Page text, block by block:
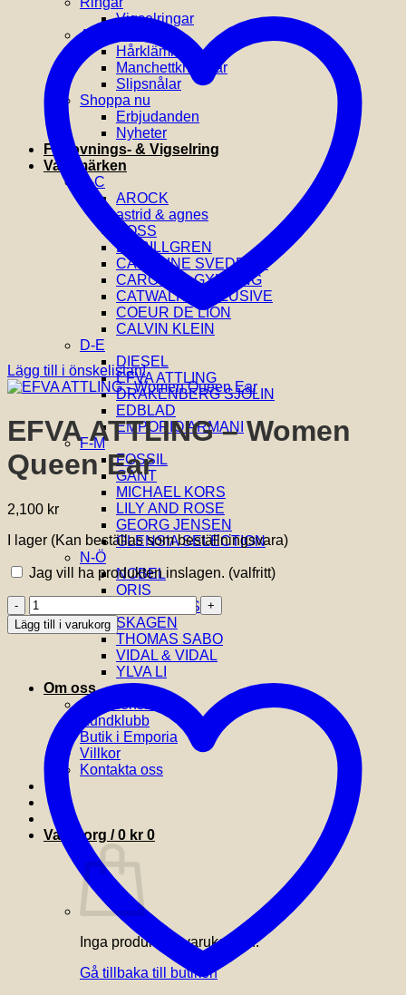
Vigselringar
Accessoarer
Hårklämmor
Manchettknappar
Slipsnålar
Shoppa nu
Erbjudanden
Nyheter
Förlovnings- & Vigselring
Varumärken
A-C
AROCK
astrid & agnes
BOSS
BY BILLGREN
CAROLINE SVEDBOM
CAROLINA GYNNING
CATWALK EXCLUSIVE
COEUR DE LION
CALVIN KLEIN
D-E
DIESEL
EFVA ATTLING
DRAKENBERG SJÖLIN
EDBLAD
EMPORIO ARMANI
F-M
FOSSIL
GANT
MICHAEL KORS
LILY AND ROSE
GEORG JENSEN
GLENSIA SELECTION
N-Ö
NOBEL
ORIS
SIF JAKOBS
SKAGEN
THOMAS SABO
VIDAL & VIDAL
YLVA LI
Om oss
Om Glensia
Kundklubb
Butik i Emporia
Villkor
Kontakta oss
Varukorg /0 kr 0
Inga produkter i varukorgen.
Gå tillbaka till butiken
Lägg till i önskelistan!
EFVA ATTLING – Women
Queen Ear
2,100 kr
I lager (Kan beställas som beställningsvara)
Jag vill ha produkten inslagen. (valfritt)
EFVA
ATTLING
-
Ear
mängd
Lägg till i varukorg